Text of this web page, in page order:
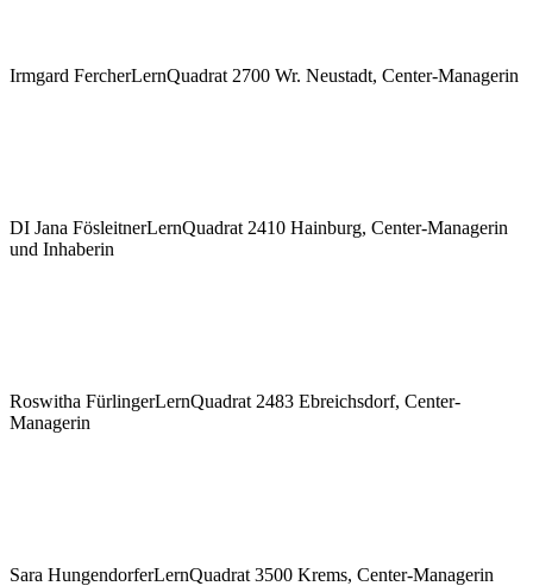
Irmgard FercherLernQuadrat 2700 Wr. Neustadt, Center-Managerin
DI Jana FösleitnerLernQuadrat 2410 Hainburg, Center-Managerin
und Inhaberin
Roswitha FürlingerLernQuadrat 2483 Ebreichsdorf, Center-
Managerin
Sara HungendorferLernQuadrat 3500 Krems, Center-Managerin